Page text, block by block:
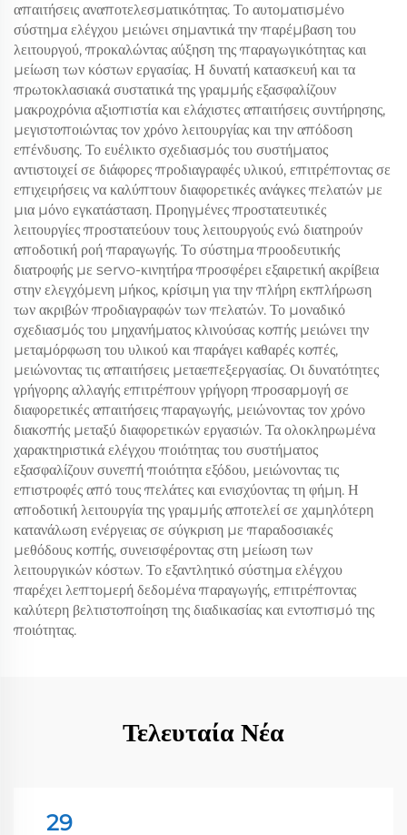
απαιτήσεις αναποτελεσματικότητας. Το αυτοματισμένο
σύστημα ελέγχου μειώνει σημαντικά την παρέμβαση του
λειτουργού, προκαλώντας αύξηση της παραγωγικότητας και
μείωση των κόστων εργασίας. Η δυνατή κατασκευή και τα
πρωτοκλασιακά συστατικά της γραμμής εξασφαλίζουν
μακροχρόνια αξιοπιστία και ελάχιστες απαιτήσεις συντήρησης,
μεγιστοποιώντας τον χρόνο λειτουργίας και την απόδοση
επένδυσης. Το ευέλικτο σχεδιασμός του συστήματος
αντιστοιχεί σε διάφορες προδιαγραφές υλικού, επιτρέποντας σε
επιχειρήσεις να καλύπτουν διαφορετικές ανάγκες πελατών με
μια μόνο εγκατάσταση. Προηγμένες προστατευτικές
λειτουργίες προστατεύουν τους λειτουργούς ενώ διατηρούν
αποδοτική ροή παραγωγής. Το σύστημα προοδευτικής
διατροφής με servo-κινητήρα προσφέρει εξαιρετική ακρίβεια
στην ελεγχόμενη μήκος, κρίσιμη για την πλήρη εκπλήρωση
των ακριβών προδιαγραφών των πελατών. Το μοναδικό
σχεδιασμός του μηχανήματος κλινούσας κοπής μειώνει την
μεταμόρφωση του υλικού και παράγει καθαρές κοπές,
μειώνοντας τις απαιτήσεις μεταεπεξεργασίας. Οι δυνατότητες
γρήγορης αλλαγής επιτρέπουν γρήγορη προσαρμογή σε
διαφορετικές απαιτήσεις παραγωγής, μειώνοντας τον χρόνο
διακοπής μεταξύ διαφορετικών εργασιών. Τα ολοκληρωμένα
χαρακτηριστικά ελέγχου ποιότητας του συστήματος
εξασφαλίζουν συνεπή ποιότητα εξόδου, μειώνοντας τις
επιστροφές από τους πελάτες και ενισχύοντας τη φήμη. Η
αποδοτική λειτουργία της γραμμής αποτελεί σε χαμηλότερη
κατανάλωση ενέργειας σε σύγκριση με παραδοσιακές
μεθόδους κοπής, συνεισφέροντας στη μείωση των
λειτουργικών κόστων. Το εξαντλητικό σύστημα ελέγχου
παρέχει λεπτομερή δεδομένα παραγωγής, επιτρέποντας
καλύτερη βελτιστοποίηση της διαδικασίας και εντοπισμό της
ποιότητας.
Τελευταία Νέα
29